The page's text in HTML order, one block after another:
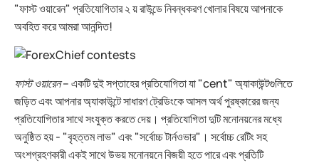
"ফাস্ট ওয়ারেন" প্রতিযোগিতার ২ য় রাউন্ডে নিবন্ধকরণ খোলার বিষয়ে আপনাকে
অবহিত করে আমরা আনন্দিত!
ফাস্ট ওয়ারেন– একটি দুই সপ্তাহের প্রতিযোগিতা যা "cent" অ্যাকাউন্টগুলিতে
জড়িত এবং আপনার অ্যাকাউন্টে সাধারণ ট্রেডিংকে আসল অর্থ পুরষ্কারের জন্য
প্রতিযোগিতার সাথে সংযুক্ত করতে দেয়। প্রতিযোগিতা দুটি মনোনয়নের মধ্যে
অনুষ্ঠিত হয় - "বৃহত্তম লাভ" এবং "সর্বোচ্চ টার্নওভার"। সর্বোচ্চ রেটিং সহ
অংশগ্রহণকারী একই সাথে উভয় মনোনয়নে বিজয়ী হতে পারে এবং প্রতিটি